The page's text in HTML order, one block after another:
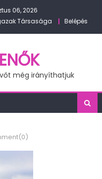
06, 2026
Társasága Belépés
még irányíthatjuk